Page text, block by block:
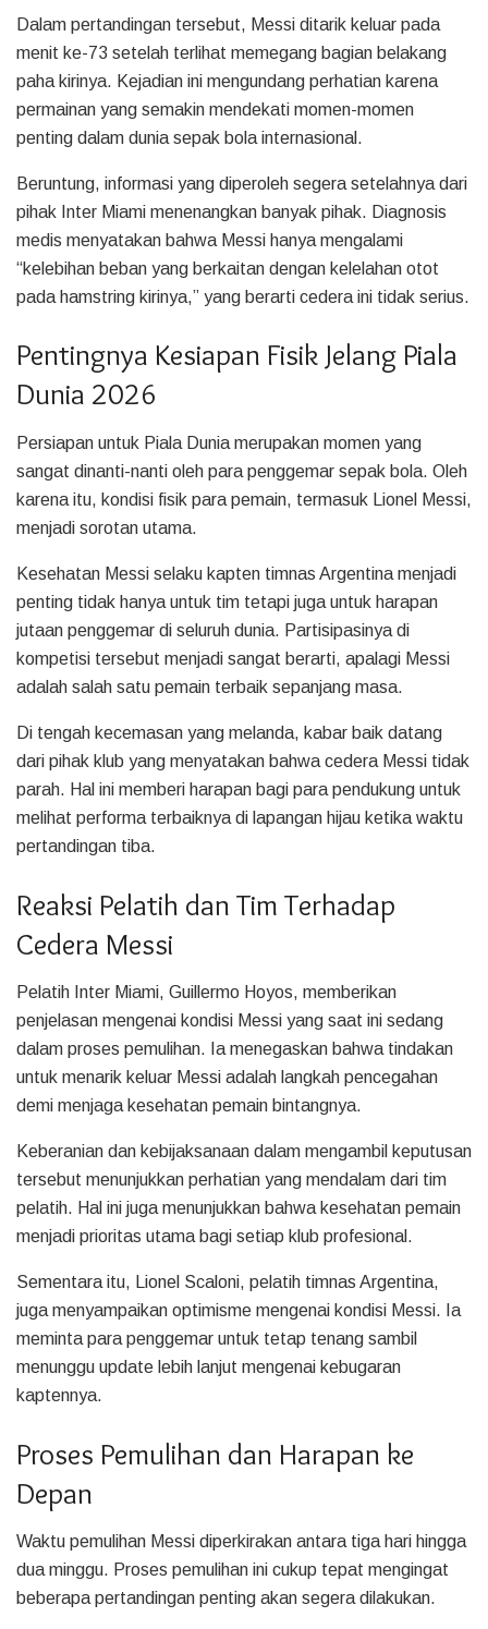
Dalam pertandingan tersebut, Messi ditarik keluar pada
menit ke-73 setelah terlihat memegang bagian belakang
paha kirinya. Kejadian ini mengundang perhatian karena
permainan yang semakin mendekati momen-momen
penting dalam dunia sepak bola internasional.
Beruntung, informasi yang diperoleh segera setelahnya dari
pihak Inter Miami menenangkan banyak pihak. Diagnosis
medis menyatakan bahwa Messi hanya mengalami
“kelebihan beban yang berkaitan dengan kelelahan otot
pada hamstring kirinya,” yang berarti cedera ini tidak serius.
Pentingnya Kesiapan Fisik Jelang Piala
Dunia 2026
Persiapan untuk Piala Dunia merupakan momen yang
sangat dinanti-nanti oleh para penggemar sepak bola. Oleh
karena itu, kondisi fisik para pemain, termasuk Lionel Messi,
menjadi sorotan utama.
Kesehatan Messi selaku kapten timnas Argentina menjadi
penting tidak hanya untuk tim tetapi juga untuk harapan
jutaan penggemar di seluruh dunia. Partisipasinya di
kompetisi tersebut menjadi sangat berarti, apalagi Messi
adalah salah satu pemain terbaik sepanjang masa.
Di tengah kecemasan yang melanda, kabar baik datang
dari pihak klub yang menyatakan bahwa cedera Messi tidak
parah. Hal ini memberi harapan bagi para pendukung untuk
melihat performa terbaiknya di lapangan hijau ketika waktu
pertandingan tiba.
Reaksi Pelatih dan Tim Terhadap
Cedera Messi
Pelatih Inter Miami, Guillermo Hoyos, memberikan
penjelasan mengenai kondisi Messi yang saat ini sedang
dalam proses pemulihan. Ia menegaskan bahwa tindakan
untuk menarik keluar Messi adalah langkah pencegahan
demi menjaga kesehatan pemain bintangnya.
Keberanian dan kebijaksanaan dalam mengambil keputusan
tersebut menunjukkan perhatian yang mendalam dari tim
pelatih. Hal ini juga menunjukkan bahwa kesehatan pemain
menjadi prioritas utama bagi setiap klub profesional.
Sementara itu, Lionel Scaloni, pelatih timnas Argentina,
juga menyampaikan optimisme mengenai kondisi Messi. Ia
meminta para penggemar untuk tetap tenang sambil
menunggu update lebih lanjut mengenai kebugaran
kaptennya.
Proses Pemulihan dan Harapan ke
Depan
Waktu pemulihan Messi diperkirakan antara tiga hari hingga
dua minggu. Proses pemulihan ini cukup tepat mengingat
beberapa pertandingan penting akan segera dilakukan.